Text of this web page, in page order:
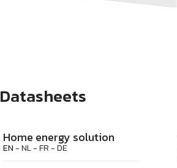
Datasheets
Home energy solution
EN- NL - FR - DE